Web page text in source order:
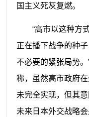
国主义死灰复燃。
“高市以这种方
正在播下战争的种
不必要的紧张局势
称，虽然高市政府
未完全实现，但其
未来日本外交战略